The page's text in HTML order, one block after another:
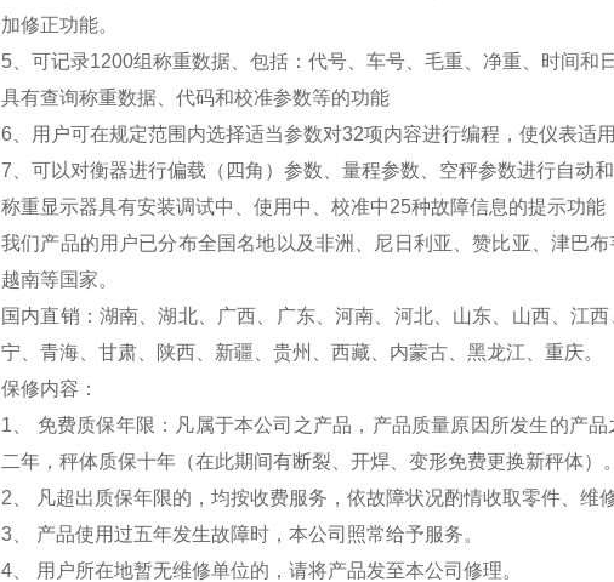
加修正功能。
5 、可记录1200组称重数据、包括：代号、车号、毛重、净重、时间和
具有查询称重数据、代码和校准参数等的功能
6 、用户可在规定范围内选择适当参数对32项内容进行编程，使仪表适
7 、可以对衡器进行偏载（四角）参数、量程参数、空秤参数进行自动和
称重显示器具有安装调试中、使用中、校准中25种故障信息的提示功能
我们产品的用户已分布全国名地以及非洲、尼日利亚、赞比亚、津巴
越南等国家。
国内直销：湖南、湖北、广西、广东、河南、河北、山东、山西、江
宁、青海、甘肃、陕西、新疆、贵州、西藏、内蒙古、黑龙江、重庆。
保修内容：
1 、 免费质保年限：凡属于本公司之产品，产品质量原因所发生的产
二年，秤体质保十年（在此期间有断裂、开焊、变形免费更换新秤体）。
2、 凡超出质保年限的，均按收费服务，依故障状况酌情收取零件、维
3、 产品使用过五年发生故障时，本公司照常给予服务。
4、 用户所在地暂无维修单位的，请将产品发至本公司修理。